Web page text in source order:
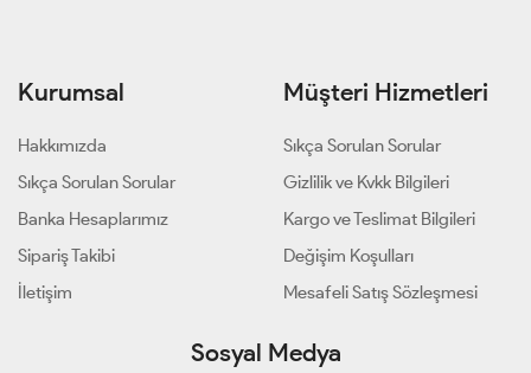
Kurumsal
Hakkımızda
Sıkça Sorulan Sorular
Banka Hesaplarımız
Sipariş Takibi
İletişim
Müşteri Hizmetleri
Sıkça Sorulan Sorular
Gizlilik ve Kvkk Bilgileri
Kargo ve Teslimat Bilgileri
Değişim Koşulları
Mesafeli Satış Sözleşmesi
Sosyal Medya